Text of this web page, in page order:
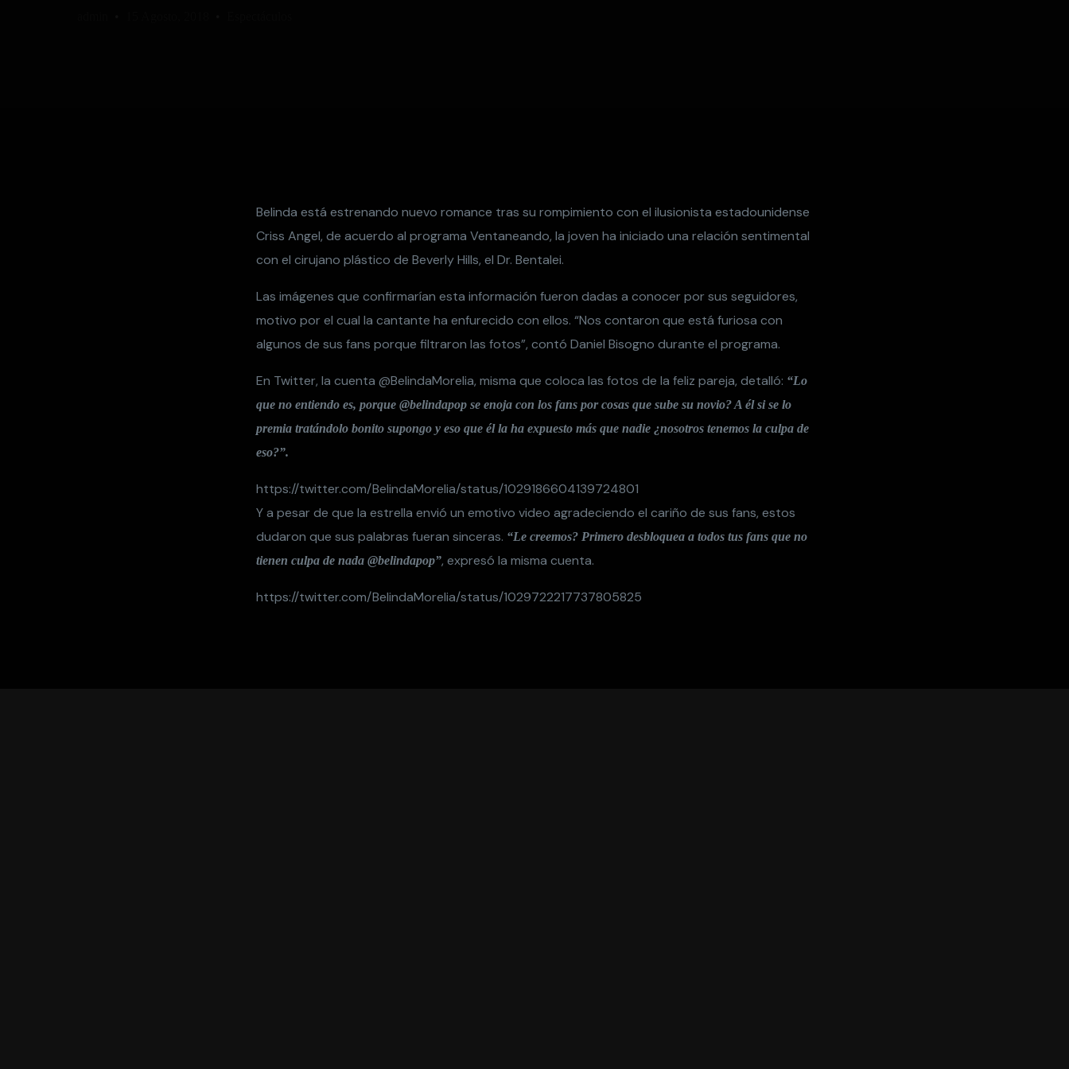
Belinda está estrenando nuevo romance tras su rompimiento con el ilusionista estadounidense
Criss Angel, de acuerdo al programa Ventaneando, la joven ha iniciado una relación sentimental
con el cirujano plástico de Beverly Hills, el Dr. Bentalei.
Las imágenes que confirmarían esta información fueron dadas a conocer por sus seguidores,
motivo por el cual la cantante ha enfurecido con ellos. “Nos contaron que está furiosa con
algunos de sus fans porque filtraron las fotos”, contó Daniel Bisogno durante el programa.
En Twitter, la cuenta @BelindaMorelia, misma que coloca las fotos de la feliz pareja, detalló: “Lo
que no entiendo es, porque @belindapop se enoja con los fans por cosas que sube su novio? A él si se lo
premia tratándolo bonito supongo y eso que él la ha expuesto más que nadie ¿nosotros tenemos la culpa de
eso?”.
https://twitter.com/BelindaMorelia/status/1029186604139724801
Y a pesar de que la estrella envió un emotivo video agradeciendo el cariño de sus fans, estos
dudaron que sus palabras fueran sinceras. “Le creemos? Primero desbloquea a todos tus fans que no
tienen culpa de nada @belindapop”, expresó la misma cuenta.
https://twitter.com/BelindaMorelia/status/1029722217737805825